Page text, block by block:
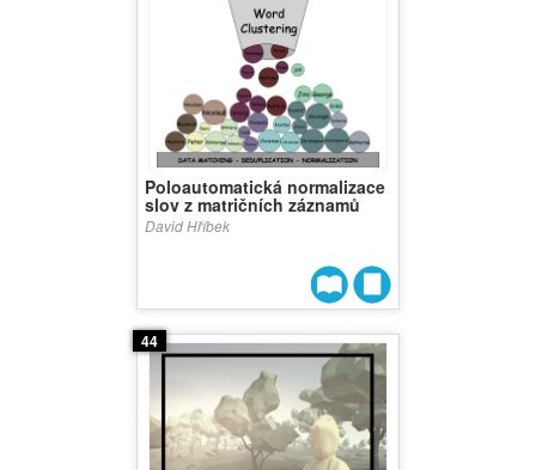
Poloautomatická normalizace
slov z matričních záznamů
David Hříbek
44